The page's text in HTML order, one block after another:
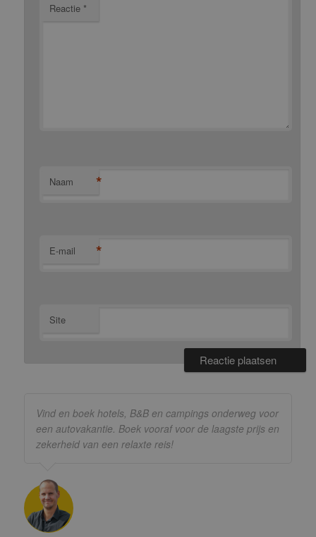
Reactie*
Naam *
E-mail *
Site
Vind en boek hotels, B&B en campings onderweg voor
een autovakantie. Boek vooraf voor de laagste prijs en
zekerheid van een relaxte reis!